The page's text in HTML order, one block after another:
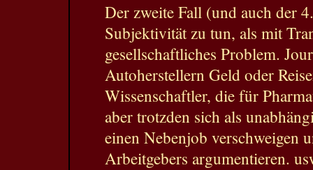
Der zweite Fall (und auch der
Subjektivität zu tun, als mit
gesellschaftliches Problem.
Autoherstellern Geld oder
Wissenschaftler, die für
aber trotzden sich als
einen Nebenjob verschweigen
Arbeitgebers argumentieren.